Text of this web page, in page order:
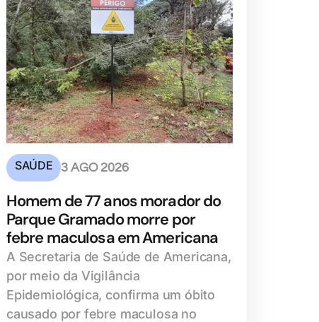
SAÚDE 3 AGO 2026
Homem de 77 anos morador do
Parque Gramado morre por
febre maculosa em Americana
A Secretaria de Saúde de Americana,
por meio da Vigilância
Epidemiológica, confirma um óbito
causado por febre maculosa no